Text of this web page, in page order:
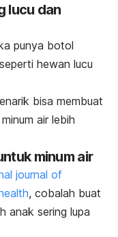
lucu dan
punya botol
hewan lucu
bisa membuat
air lebih
minum air
journal of
, cobalah buat
anak sering lupa